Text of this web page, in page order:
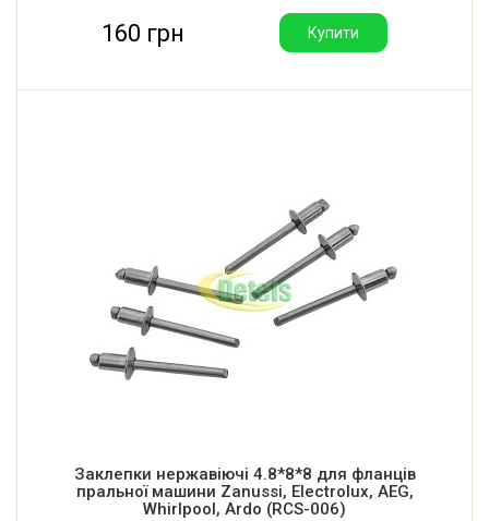
160 грн Купити
Заклепки нержавіючі 4.8*8*8 для фланців
пральної машини Zanussi, Electrolux, AEG,
Whirlpool, Ardo (RCS-006)